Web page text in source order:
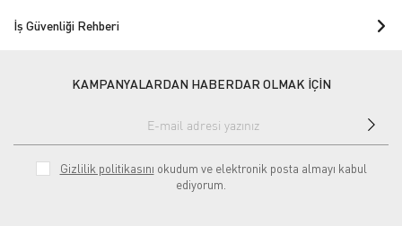
İş Güvenliği Rehberi
KAMPANYALARDAN HABERDAR OLMAK İÇİN
Gizlilik politikasını okudum ve elektronik posta almayı kabul
ediyorum.